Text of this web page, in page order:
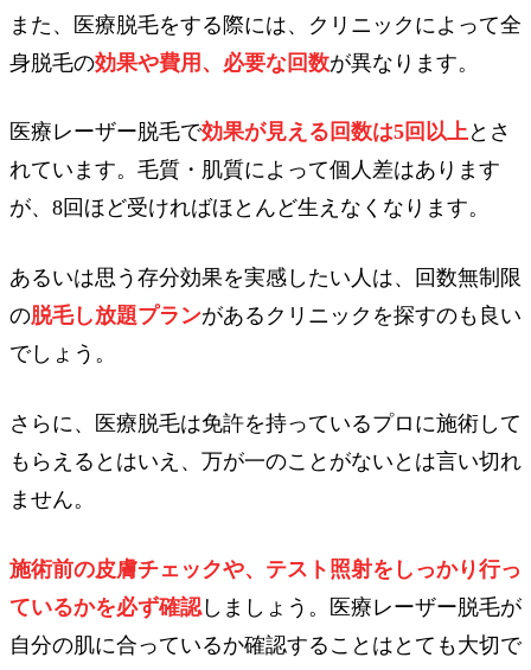
また、医療脱毛をする際には、クリニックによって全
身脱毛の効果や費用、必要な回数が異なります。
医療レーザー脱毛で効果が見える回数は5回以上とさ
れています。毛質・肌質によって個人差はあります
が、8回ほど受ければほとんど生えなくなります。
あるいは思う存分効果を実感したい人は、回数無制限
の脱毛し放題プランがあるクリニックを探すのも良い
でしょう。
さらに、医療脱毛は免許を持っているプロに施術して
もらえるとはいえ、万が一のことがないとは言い切れ
ません。
施術前の皮膚チェックや、テスト照射をしっかり行っ
ているかを必ず確認しましょう。医療レーザー脱毛が
自分の肌に合っているか確認することはとても大切で